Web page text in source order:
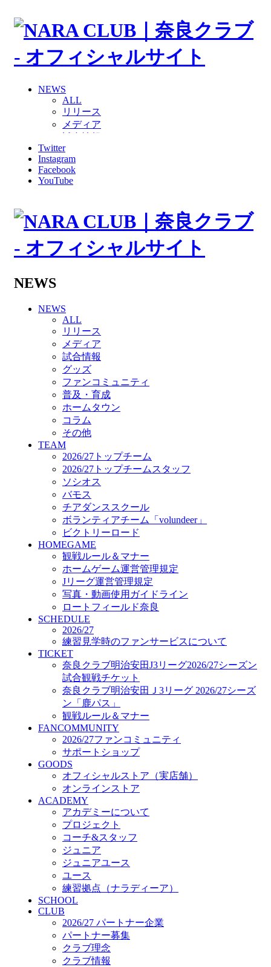
NEWS
ALL
リリース
メディア
グッズ
ファンコミュニティ
普及・育成
ホームタウン
その他
TEAM
2026/27トップチームスタッフ
ビクトリーロード
HOMEGAME
観戦ルール＆マナー
ホームゲーム運営管理規定
Jリーグ運営管理規定
写真・動画使用ガイドライン
ロートフィールド奈良
SCHEDULE
2026/27
練習見学時のファンサービスについて
TICKET
奈良クラブ明治安田J3リーグ2026/27シーズン
試合観戦チケット
奈良クラブ明治安田Ｊ3リーグ 2026/27シーズ
ン「鹿パス」
観戦ルール＆マナー
FANCOMMUNITY
2026/27ファンコミュニティ
サポートショップ
GOODS
オフィシャルストア（実店舗）
オンラインストア
ACADEMY
アカデミーについて
プロジェクト
コーチ&スタッフ
ジュニア
ジュニアユース
ユース
練習拠点（ナラディーア）
SCHOOL
CLUB
2026/27 パートナー企業
パートナー募集
クラブ理念
クラブ情報
サステナビリティ
Web制作支援
応援プロジェクト
Twitter
Instagram
Facebook
YouTube
NEWS
NEWS
ALL
リリース
メディア
試合情報
グッズ
ファンコミュニティ
普及・育成
ホームタウン
コラム
その他
TEAM
2026/27トップチーム
2026/27トップチームスタッフ
ソシオス
バモス
チアダンススクール
ボランティアチーム「volundeer」
ビクトリーロード
HOMEGAME
観戦ルール＆マナー
ホームゲーム運営管理規定
Jリーグ運営管理規定
写真・動画使用ガイドライン
ロートフィールド奈良
SCHEDULE
2026/27
練習見学時のファンサービスについて
TICKET
奈良クラブ明治安田J3リーグ2026/27シーズン
試合観戦チケット
奈良クラブ明治安田Ｊ3リーグ 2026/27シーズ
ン「鹿パス」
観戦ルール＆マナー
FANCOMMUNITY
2026/27ファンコミュニティ
サポートショップ
GOODS
オフィシャルストア（実店舗）
オンラインストア
ACADEMY
アカデミーについて
プロジェクト
コーチ&スタッフ
ジュニア
ジュニアユース
ユース
練習拠点（ナラディーア）
SCHOOL
CLUB
2026/27 パートナー企業
パートナー募集
クラブ理念
クラブ情報